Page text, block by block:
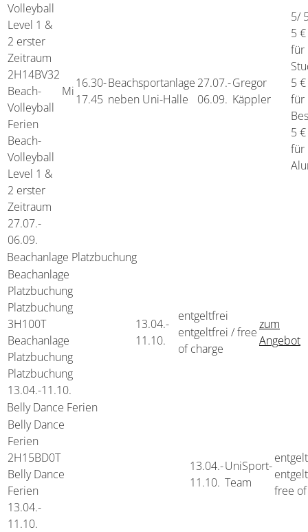
Volleyball
Level 1 &
2 erster
Zeitraum
2H14BV32
Beach-
Volleyball
Ferien
Beach-
Volleyball
Level 1 &
2 erster
Zeitraum
27.07.-
06.09.
Mi
16.30-
17.45
Beachsportanlage
neben Uni-Halle
27.07.-
06.09.
Gregor
Käppler
5/
5 €
für
5 €
für
5 €
für
Beachanlage Platzbuchung
Beachanlage
Platzbuchung
Platzbuchung
3H100T
Beachanlage
Platzbuchung
Platzbuchung
13.04.-11.10.
13.04.-
11.10.
entgeltfrei
entgeltfrei / free
of charge
zum
Angebot
Belly Dance Ferien
Belly Dance
Ferien
2H15BD0T
Belly Dance
Ferien
13.04.-
11.10.
13.04.-
11.10.
UniSport-
Team
free